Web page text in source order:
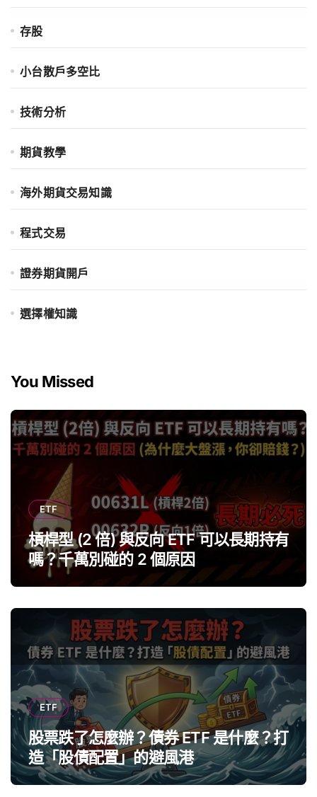
存股
小台散戶多空比
技術分析
期貨教學
海外期貨交易知識
程式交易
證券期貨開戶
選擇權知識
You Missed
ETF
槓桿型 (2 倍) 與反向 ETF 可以長期持有
嗎？千萬別碰的 2 個原因
ETF
股票跌了怎麼辦？債券 ETF 是什麼？打
造「股債配置」的避風港